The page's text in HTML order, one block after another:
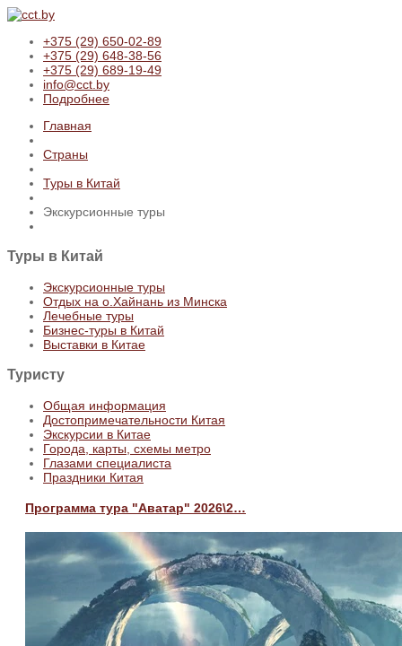
+375 (29) 650-02-89
+375 (29) 648-38-56
+375 (29) 689-19-49
info@cct.by
Подробнее
Главная
Страны
Туры в Китай
Экскурсионные туры
Туры в Китай
Экскурсионные туры
Отдых на о.Хайнань из Минска
Лечебные туры
Бизнес-туры в Китай
Выставки в Китае
Туристу
Общая информация
Достопримечательности Китая
Экскурсии в Китае
Города, карты, схемы метро
Глазами специалиста
Праздники Китая
Программа тура "Аватар" 2026\2…